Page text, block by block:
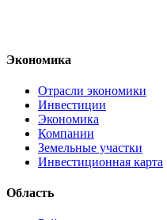
Экономика
Отрасли экономики
Инвестиции
Экономика
Компании
Земельные участки
Инвестиционная карта
Область